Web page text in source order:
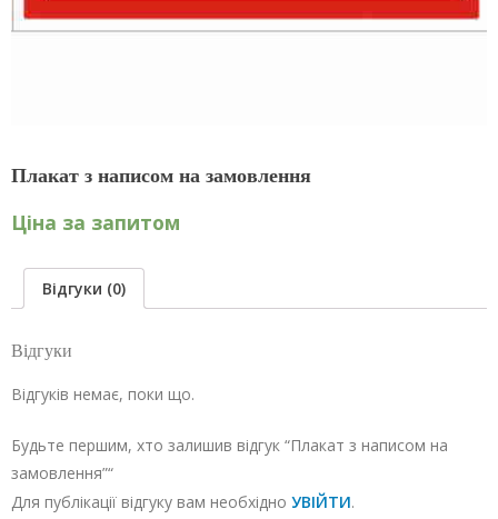
Плакат з написом на замовлення
Ціна за запитом
Відгуки (0)
Відгуки
Відгуків немає, поки що.
Будьте першим, хто залишив відгук “Плакат з написом на
замовлення”“
Для публікації відгуку вам необхідно УВІЙТИ.